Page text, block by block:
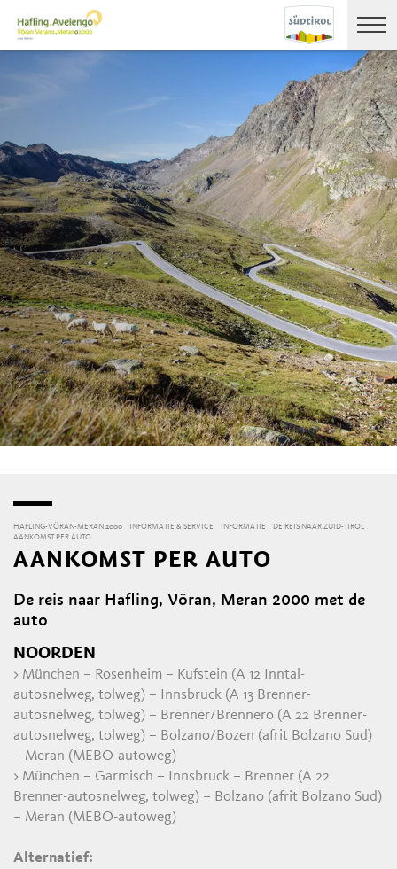
HAFLING-VÖRAN-MERAN 2000 INFORMATIE & SERVICE INFORMATIE
DE REIS NAAR ZUID-TIROL
AANKOMST PER AUTO
AANKOMST PER AUTO
De reis naar Hafling, Vöran, Meran 2000 met de
auto
NOORDEN
> München – Rosenheim – Kufstein (A 12 Inntal-
autosnelweg, tolweg) – Innsbruck (A 13 Brenner-
autosnelweg, tolweg) – Brenner/Brennero (A 22 Brenner-
autosnelweg, tolweg) – Bolzano/Bozen (afrit Bolzano Sud)
– Meran (MEBO-autoweg)
> München – Garmisch – Innsbruck – Brenner (A 22
Brenner-autosnelweg, tolweg) – Bolzano (afrit Bolzano Sud)
– Meran (MEBO-autoweg)
Alternatief: